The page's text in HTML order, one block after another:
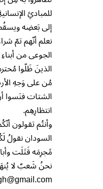
للمبادئِ
إلى بَعضِه
نعلم أنّهم تمّ
الجوعى من
الذينَ ظَلّوا
مُن على وَجهِ
الشتات
انتظارِهِم.
وأنتُم تقولون
السودان نقولُ
مًجرِمَه قَتَلَت
نحنُ شَعبٌ لا